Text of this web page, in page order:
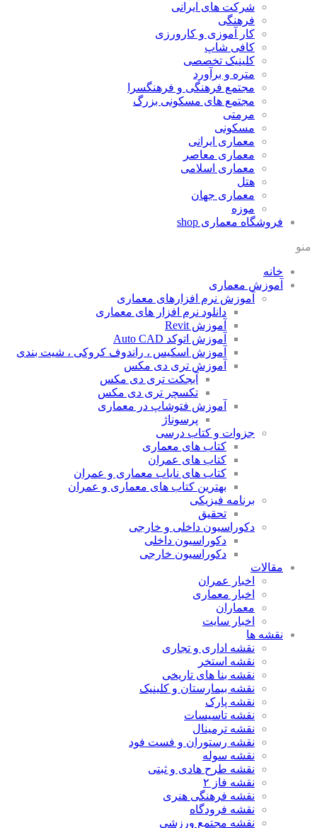
شرکت های ایرانی
فرهنگی
کار آموزی و کارورزی
کافی شاپ
کلینیک تخصصی
متره و برآورد
مجتمع فرهنگی و فرهنگسرا
مجتمع های مسکونی بزرگ
مرمتی
مسکونی
معماری ایرانی
معماری معاصر
معماری اسلامی
هتل
معماری جهان
موزه
فروشگاه معماری shop
منو
خانه
آموزش معماری
آموزش نرم افزارهای معماری
دانلود نرم افزار های معماری
آموزش Revit
آموزش اتوکد Auto CAD
آموزش اسکیس ، راندوف کروکی ، شیت بندی
آموزش تری دی مکس
آبجکت تری دی مکس
تکسچر تری دی مکس
آموزش فتوشاپ در معماری
پرسوناژ
جزوات و کتاب درسی
کتاب های معماری
کتاب های عمران
کتاب های نایاب معماری و عمران
بهترین کتاب های معماری و عمران
برنامه فیزیکی
تحقیق
دکوراسیون داخلی و خارجی
دکوراسیون داخلی
دکوراسیون خارجی
مقالات
اخبار عمران
اخبار معماری
معماران
اخبار سایت
نقشه ها
نقشه اداری و تجاری
نقشه استخر
نقشه بنا های تاریخی
نقشه بیمارستان و کلینیک
نقشه پارک
نقشه تاسیسات
نقشه ترمینال
نقشه رستوران و فست فود
نقشه سوله
نقشه طرح هادی و ثبتی
نقشه فاز ۲
نقشه فرهنگی هنری
نقشه فرودگاه
نقشه مجتمع ورزشی